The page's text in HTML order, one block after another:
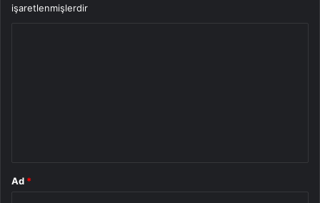
işaretlenmişlerdir
Ad *